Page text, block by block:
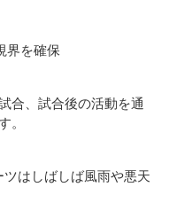
界を確保
合、試合後の活動を通
。
ツはしばしば風雨や悪天